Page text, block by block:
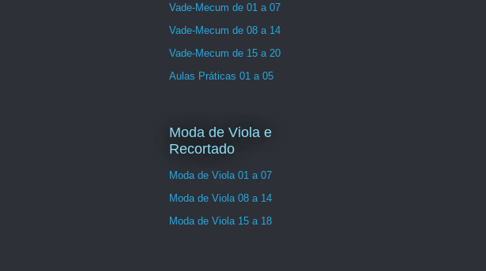
Vade-Mecum de 01 a 07
Vade-Mecum de 08 a 14
Vade-Mecum de 15 a 20
Aulas Práticas 01 a 05
Moda de Viola e
Recortado
Moda de Viola 01 a 07
Moda de Viola 08 a 14
Moda de Viola 15 a 18